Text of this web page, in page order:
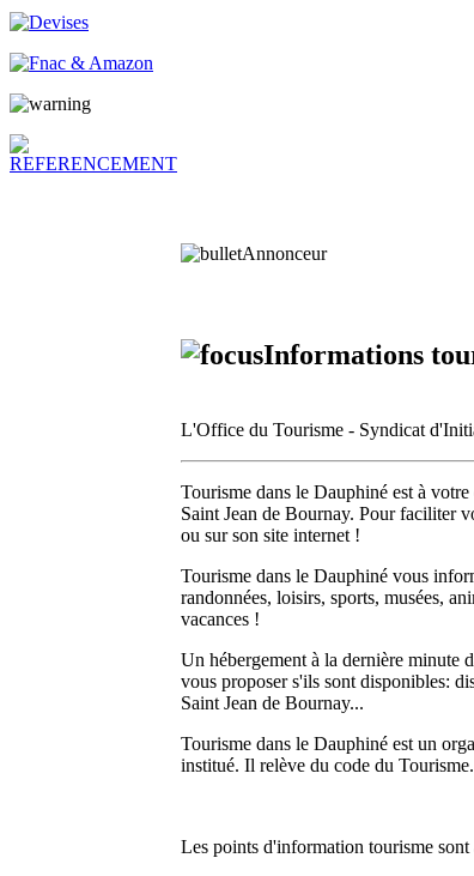
Annonceur
Informations
L'Office du Tourisme - Syndicat
Tourisme dans le Dauphiné est à
Saint Jean de Bournay. Pour faciliter
ou sur son site internet !
Tourisme dans le Dauphiné vous
randonnées, loisirs, sports, musées,
vacances !
Un hébergement à la dernière minute
vous proposer s'ils sont disponibles:
Saint Jean de Bournay...
Tourisme dans le Dauphiné est un
institué. Il relève du code du Tourisme.
Les points d'information tourisme sont